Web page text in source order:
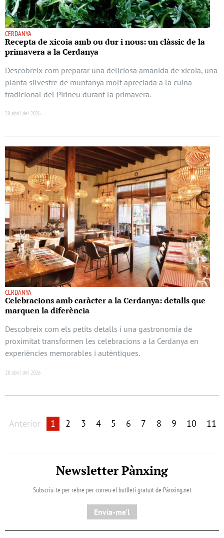
CERDANYA
Recepta de xicoia amb ou dur i nous: un clàssic de la
primavera a la Cerdanya
Descobreix com preparar una deliciosa amanida de xicoia, una
planta silvestre de muntanya molt apreciada a la cuina
tradicional del Pirineu durant la primavera.
28 abril del 2026
CERDANYA
Celebracions amb caràcter a la Cerdanya: detalls que
marquen la diferència
Descobreix com els petits detalls i una gastronomia de
proximitat transformen les celebracions a la Cerdanya en
experiències memorables i autèntiques.
28 abril del 2026
Anterior 1 2 3 4 5 6 7 8 9 10 11
Newsletter Pànxing
Subscriu-te per rebre per correu el butlletí gratuït de Pànxing.net​
Envia-me'l